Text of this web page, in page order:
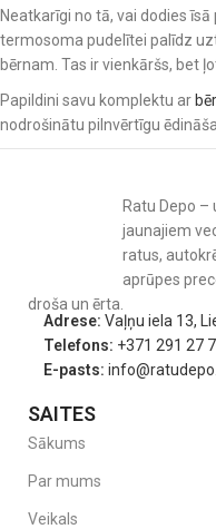
Neatkarīgi no tā, vai dodies
termosoma pudelītei palīdz
bērnam. Tas ir vienkāršs, bet
Papildini savu komplektu ar
nodrošinātu pilnvērtīgu
Ratu Depo
jaunajiem
ratus,
aprūpes
droša un ērta.
Adrese: Vaļņu iela 13,
Telefons: +371 291 27
E-pasts:
SAITES
Sākums
Par mums
Veikals